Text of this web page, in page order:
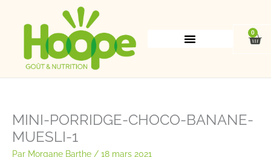
0
MINI-PORRIDGE-CHOCO-BANANE-
MUESLI-1
Par Morgane Barthe / 18 mars 2021